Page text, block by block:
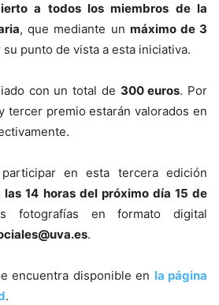
a todos los miembros de la
, que mediante un máximo de 3
punto de vista a esta iniciativa.
con un total de 300 euros. Por
tercer premio estarán valorados en
en esta tercera edición
las 14 horas del próximo día 15 de
fotografías en formato digital
.
encuentra disponible en la página
.